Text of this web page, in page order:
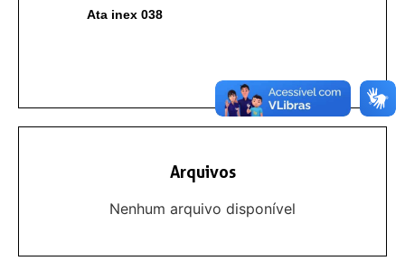
Ata inex 038
Arquivos
Nenhum arquivo disponível